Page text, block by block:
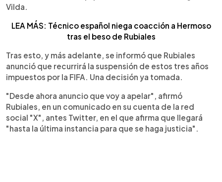
Vilda.
LEA MÁS: Técnico español niega coacción a Hermoso
tras el beso de Rubiales
Tras esto, y más adelante, se informó que Rubiales
anunció que recurrirá la suspensión de estos tres años
impuestos por la FIFA. Una decisión ya tomada.
"Desde ahora anuncio que voy a apelar", afirmó
Rubiales, en un comunicado en su cuenta de la red
social "X", antes Twitter, en el que afirma que llegará
"hasta la última instancia para que se haga justicia".